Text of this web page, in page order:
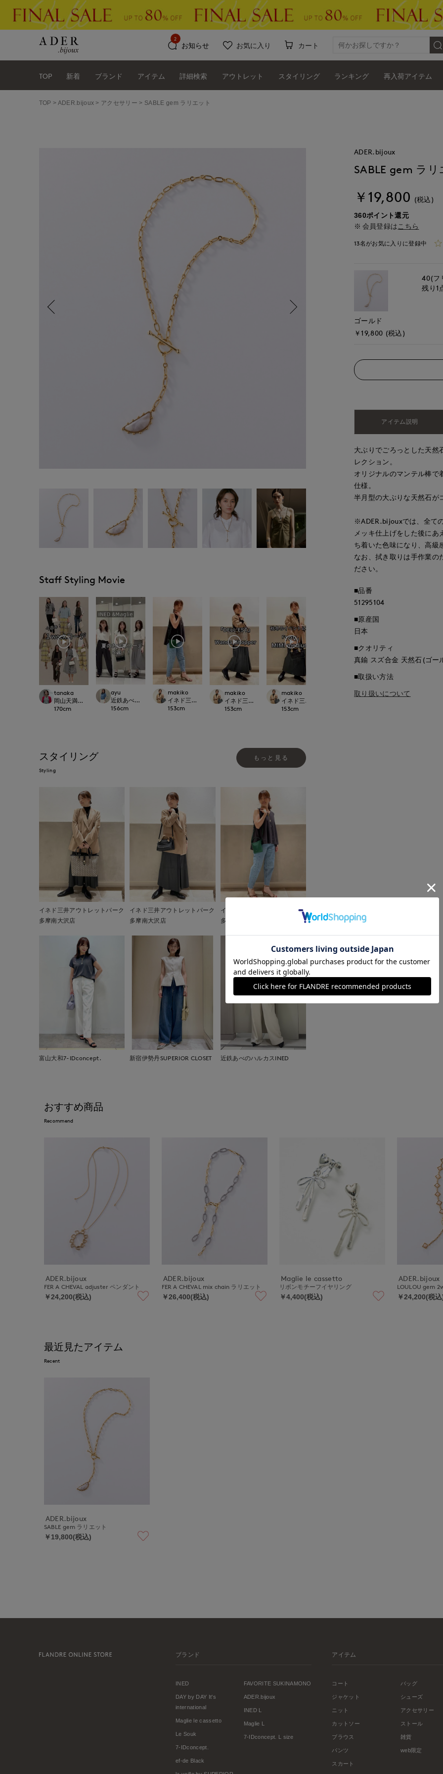
お知らせ
2
お気に入り カート
TOP 新着 ブランド アイテム 詳細検索 アウトレット スタイリング ランキング 再入荷アイテム
TOP ADER.bijoux アクセサリー SABLE gem ラリエット
Staff Styling Movie
tanaka
岡山天満屋SUPERIORCLOSET
170cm
ayu
近鉄あべのハルカスINED
156cm
makiko
イネド三井アウトレットパーク多摩南大沢店
153cm
makiko
イネド三井アウトレットパーク多摩南大沢店
153cm
makiko
イネド三井アウトレットパーク多摩南大沢店
153cm
ao
スタイリング
Styling
もっと見る
イネド三井アウトレットパーク
多摩南大沢店
イネド三井アウトレットパーク
多摩南大沢店
イネド三井アウトレットパーク
多摩南大沢店
富山大和7-IDconcept. 新宿伊勢丹SUPERIOR CLOSET 近鉄あべのハルカスINED
ADER.bijoux
SABLE gem ラリ
￥19,800 (税込)
360ポイント還元
会員登録は こちら
13名がお気に入りに登録中
ゴールド
￥19,800 (税込)
40(フ
残り1
アイテム説明
大ぶりでごろっとした天然
レクション。
オリジナルのマンテル棒で
仕様。
半月型の大ぶりな天然石が
※ADER.bijouxでは、全て
メッキ仕上げをした後にあ
ち着いた色味になり、高級
なお、拭き取りは手作業の
ださい。
■品番
51295104
■原産国
日本
■クオリティ
真鍮 スズ合金 天然石(ゴー
■取扱い方法
取り扱いについて
おすすめ商品
Recommend
ADER.bijoux
FER A CHEVAL adjuster ペンダント
￥24,200(税込)
ADER.bijoux
FER A CHEVAL mix chain ラリエット
￥26,400(税込)
Maglie le cassetto
リボンモチーフイヤリング
￥4,400(税込)
ADER.bijoux
LOULOU gem
￥24,200(税込
最近見たアイテム
Recent
ADER.bijoux
SABLE gem ラリエット
￥19,800(税込)
ブランド
INED
DAY by DAY It's
international
Maglie le cassetto
Le Souk
7-IDconcept.
ef-de Black
FAVORITE SUKINAMONO
ADER.bijoux
INED L
Maglie L
7-IDconcept. L size
アイテム
コート
ジャケット
ニット
カットソー
ブラウス
パンツ
スカート
バッグ
シューズ
アクセサリー
ストール
雑貨
web限定